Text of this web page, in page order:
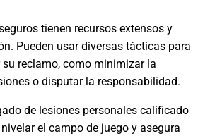
tienen recursos extensos y
Pueden usar diversas tácticas para
reclamo, como minimizar la
o disputar la responsabilidad.
de lesiones personales calificado
el campo de juego y asegura